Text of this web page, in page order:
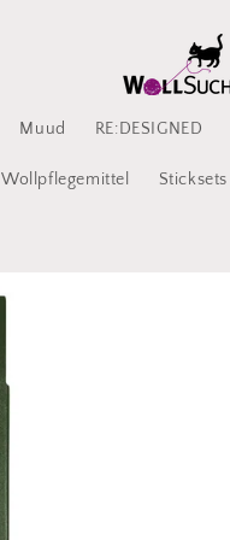
Muud RE:DESIGNED
Wollpflegemittel Sticksets